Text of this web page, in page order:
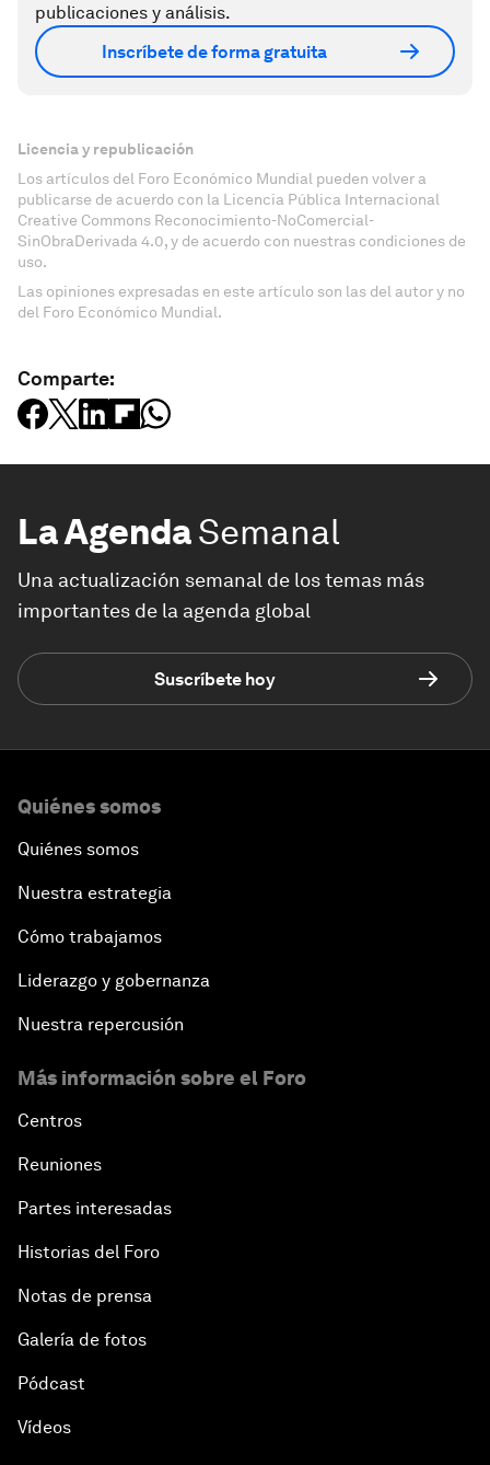
publicaciones y análisis.
Inscríbete de forma gratuita
Licencia y republicación
Los artículos del Foro Económico Mundial pueden volver a
publicarse de acuerdo con la Licencia Pública Internacional
Creative Commons Reconocimiento-NoComercial-
SinObraDerivada 4.0, y de acuerdo con nuestras condiciones de
uso.
Las opiniones expresadas en este artículo son las del autor y no
del Foro Económico Mundial.
Comparte:
La AgendaSemanal
Una actualización semanal de los temas más
importantes de la agenda global
Suscríbete hoy
Quiénes somos
Quiénes somos
Nuestra estrategia
Cómo trabajamos
Liderazgo y gobernanza
Nuestra repercusión
Más información sobre el Foro
Centros
Reuniones
Partes interesadas
Historias del Foro
Notas de prensa
Galería de fotos
Pódcast
Vídeos